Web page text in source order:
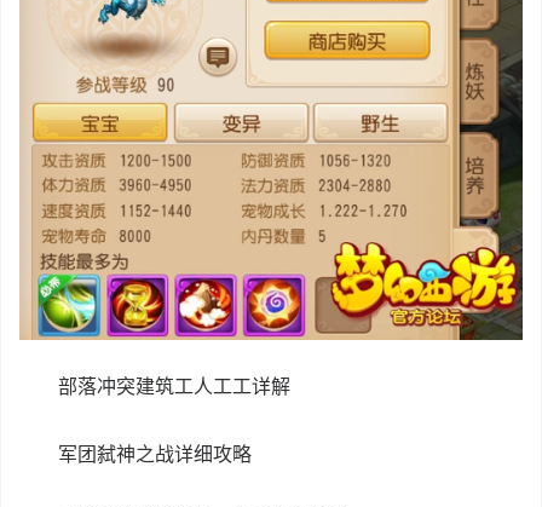
部落冲突建筑工人工工详解
军团弑神之战详细攻略